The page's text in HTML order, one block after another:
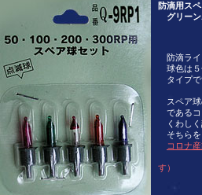
防滴用ス
グリー
防滴ライ
球色は５
タイプで
スペア球
であるコ
くわしく
そちらを
コロナ
す）